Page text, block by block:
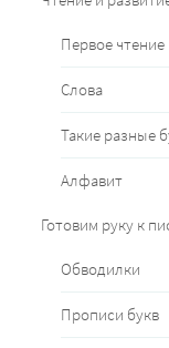
Первое чтение
Слова
Такие разные
Алфавит
Готовим руку к
Обводилки
Прописи букв